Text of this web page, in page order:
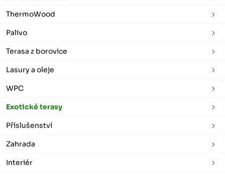
ThermoWood
Palivo
Terasa z borovice
Lasury a oleje
WPC
Exotické terasy
Příslušenství
Zahrada
Interiér